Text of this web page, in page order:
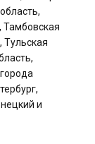
Тамбовская
Тульская
и